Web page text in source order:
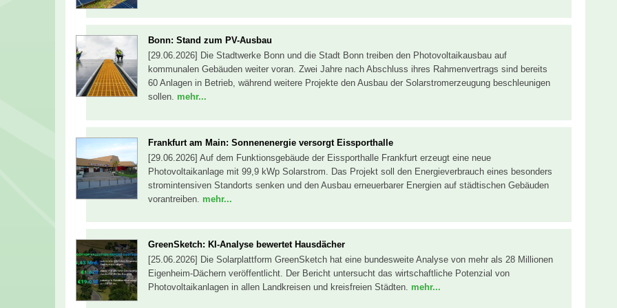
Bonn: Stand zum PV-Ausbau
[29.06.2026] Die Stadtwerke Bonn und die Stadt Bonn treiben den Photovoltaikausbau auf
kommunalen Gebäuden weiter voran. Zwei Jahre nach Abschluss ihres Rahmenvertrags sind bereits
60 Anlagen in Betrieb, während weitere Projekte den Ausbau der Solarstromerzeugung beschleunigen
sollen. mehr...
Frankfurt am Main: Sonnenenergie versorgt Eissporthalle
[29.06.2026] Auf dem Funktionsgebäude der Eissporthalle Frankfurt erzeugt eine neue
Photovoltaikanlage mit 99,9 kWp Solarstrom. Das Projekt soll den Energieverbrauch eines besonders
stromintensiven Standorts senken und den Ausbau erneuerbarer Energien auf städtischen Gebäuden
vorantreiben. mehr...
GreenSketch: KI-Analyse bewertet Hausdächer
[25.06.2026] Die Solarplattform GreenSketch hat eine bundesweite Analyse von mehr als 28 Millionen
Eigenheim-Dächern veröffentlicht. Der Bericht untersucht das wirtschaftliche Potenzial von
Photovoltaikanlagen in allen Landkreisen und kreisfreien Städten. mehr...